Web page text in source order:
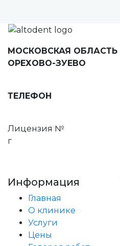
МОСКОВСКАЯ ОБЛАСТЬ
ОРЕХОВО-ЗУЕВО
ТЕЛЕФОН
Лицензия №
г
Информация
Главная
О клинике
Услуги
Цены